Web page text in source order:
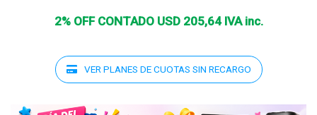
2% OFF CONTADO USD 205,64IVA inc.
VER PLANES DE CUOTAS SIN RECARGO